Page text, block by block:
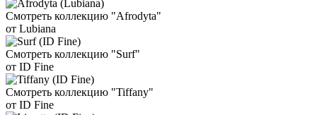
Смотреть коллекцию "Afrodyta"
от Lubiana
Смотреть коллекцию "Surf"
от ID Fine
Смотреть коллекцию "Tiffany"
от ID Fine